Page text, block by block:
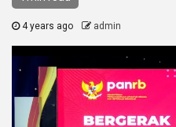
4 years ago admin